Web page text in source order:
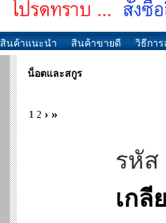
สินค้าแนะนำ สินค้าขายดี วิธีกา
น็อตและสกูร
1 2 › »
รหัส
เกลี